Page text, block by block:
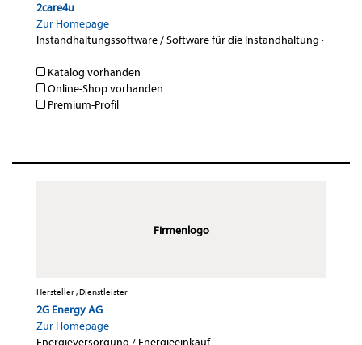
2care4u
Zur Homepage
Instandhaltungssoftware / Software für die Instandhaltung ·
Katalog vorhanden
Online-Shop vorhanden
Premium-Profil
Firmenlogo
Hersteller , Dienstleister
2G Energy AG
Zur Homepage